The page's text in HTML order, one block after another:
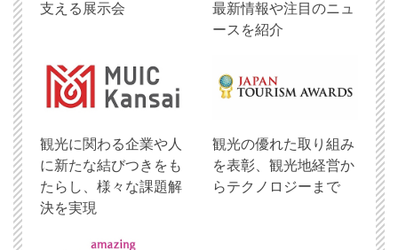
支える展示会
最新情報や注目のニュ
ースを紹介
観光に関わる企業や人
に新たな結びつきをも
たらし、様々な課題解
決を実現
観光の優れた取り組み
を表彰、観光地経営か
らテクノロジーまで